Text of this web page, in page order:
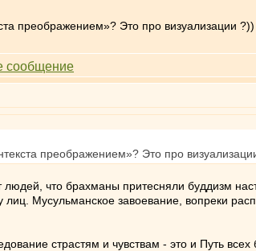
преображением»? Это про визуализации ?))
преображением»? Это про
что брахманы притесняли буддизм
лиц. Мусульманское завоевание, вопреки
страстям и чувствам - это и Путь